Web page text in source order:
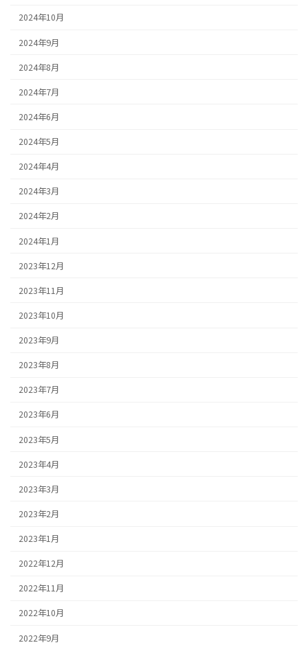
2024年10月
2024年9月
2024年8月
2024年7月
2024年6月
2024年5月
2024年4月
2024年3月
2024年2月
2024年1月
2023年12月
2023年11月
2023年10月
2023年9月
2023年8月
2023年7月
2023年6月
2023年5月
2023年4月
2023年3月
2023年2月
2023年1月
2022年12月
2022年11月
2022年10月
2022年9月